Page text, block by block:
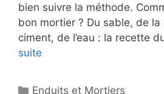
bien suivre la méthode.
bon mortier ? Du sable, de
ciment, de l’eau : la recette
suite
Catégories
Enduits et Mortiers